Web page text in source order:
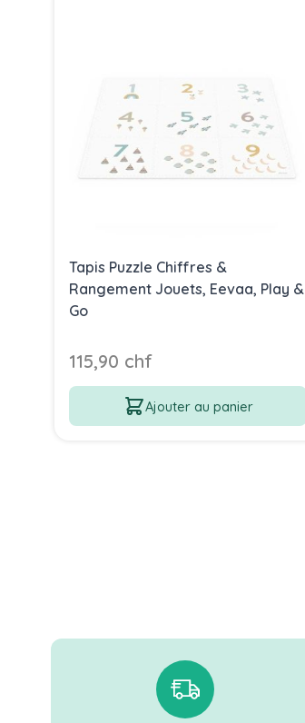
Tapis Puzzle Chiffres &
Rangement Jouets, Eevaa, Play &
Go
115,90 chf
Ajouter au panier